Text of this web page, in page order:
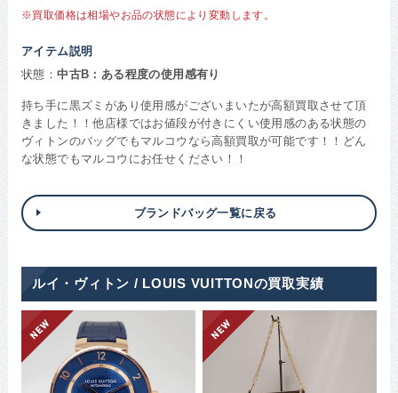
※買取価格は相場やお品の状態により変動します。
アイテム説明
状態：中古B：ある程度の使用感有り
持ち手に黒ズミがあり使用感がございまいたが高額買取させて頂
きました！！他店様ではお値段が付きにくい使用感のある状態の
ヴィトンのバッグでもマルコウなら高額買取が可能です！！どん
な状態でもマルコウにお任せください！！
ブランドバッグ一覧に戻る
ルイ・ヴィトン / LOUIS VUITTONの買取実績